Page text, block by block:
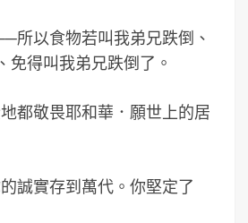
所以食物若叫我弟兄跌倒、
免得叫我弟兄跌倒了。
都敬畏耶和華．願世上的居
誠實存到萬代。你堅定了